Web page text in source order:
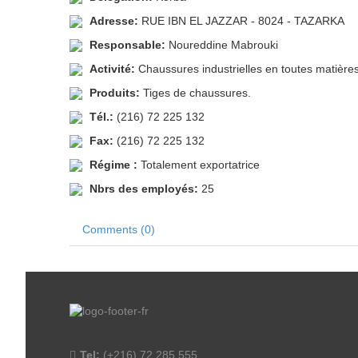
Adresse: RUE IBN EL JAZZAR - 8024 - TAZARKA
Responsable: Noureddine Mabrouki
Activité: Chaussures industrielles en toutes
Produits: Tiges de chaussures.
Tél.: (216) 72 225 132
Fax: (216) 72 225 132
Régime : Totalement exportatrice
Nbrs des employés: 25
Comments (0)
Tel: (+216) 72 285 555